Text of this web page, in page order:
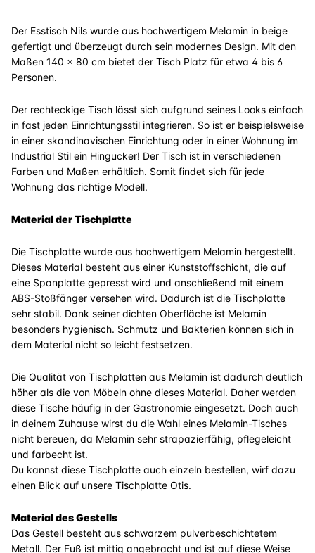
Der Esstisch Nils wurde aus hochwertigem Melamin in beige
gefertigt und überzeugt durch sein modernes Design. Mit den
Maßen 140 x 80 cm bietet der Tisch Platz für etwa 4 bis 6
Personen.
Der rechteckige Tisch lässt sich aufgrund seines Looks einfach
in fast jeden Einrichtungsstil integrieren. So ist er beispielsweise
in einer skandinavischen Einrichtung oder in einer Wohnung im
Industrial Stil ein Hingucker! Der Tisch ist in verschiedenen
Farben und Maßen erhältlich. Somit findet sich für jede
Wohnung das richtige Modell.
Material der Tischplatte
Die Tischplatte wurde aus hochwertigem Melamin hergestellt.
Dieses Material besteht aus einer Kunststoffschicht, die auf
eine Spanplatte gepresst wird und anschließend mit einem
ABS-Stoßfänger versehen wird. Dadurch ist die Tischplatte
sehr stabil. Dank seiner dichten Oberfläche ist Melamin
besonders hygienisch. Schmutz und Bakterien können sich in
dem Material nicht so leicht festsetzen.
Die Qualität von Tischplatten aus Melamin ist dadurch deutlich
höher als die von Möbeln ohne dieses Material. Daher werden
diese Tische häufig in der Gastronomie eingesetzt. Doch auch
in deinem Zuhause wirst du die Wahl eines Melamin-Tisches
nicht bereuen, da Melamin sehr strapazierfähig, pflegeleicht
und farbecht ist.
Du kannst diese Tischplatte auch einzeln bestellen, wirf dazu
einen Blick auf unsere Tischplatte Otis.
Material des Gestells
Das Gestell besteht aus schwarzem pulverbeschichtetem
Metall. Der Fuß ist mittig angebracht und ist auf diese Weise